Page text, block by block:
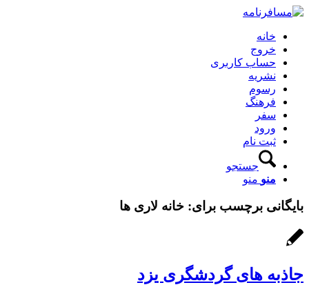
خانه
خروج
حساب کاربری
نشریه
رسوم
فرهنگ
سفر
ورود
ثبت نام
جستجو
منو منو
بایگانی برچسب برای: خانه لاری ها
جاذبه های گردشگری یزد